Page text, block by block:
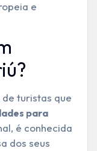
e
turistas que
para
é conhecida
dos seus